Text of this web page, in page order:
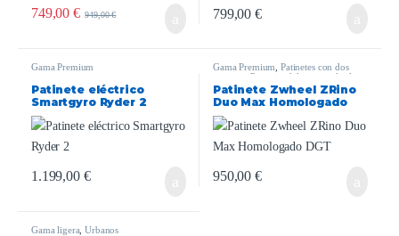
749,00€ 949,00€ 799,00€
Gama Premium
Patinete eléctrico
Smartgyro Ryder 2
1.199,00 €
Gama Premium ,Patinetes con dos
Patinetes delivery zwheel
Patinete Zwheel ZRino
Duo Max Homologado
DGT
950,00€
Gama ligera ,Urbanos